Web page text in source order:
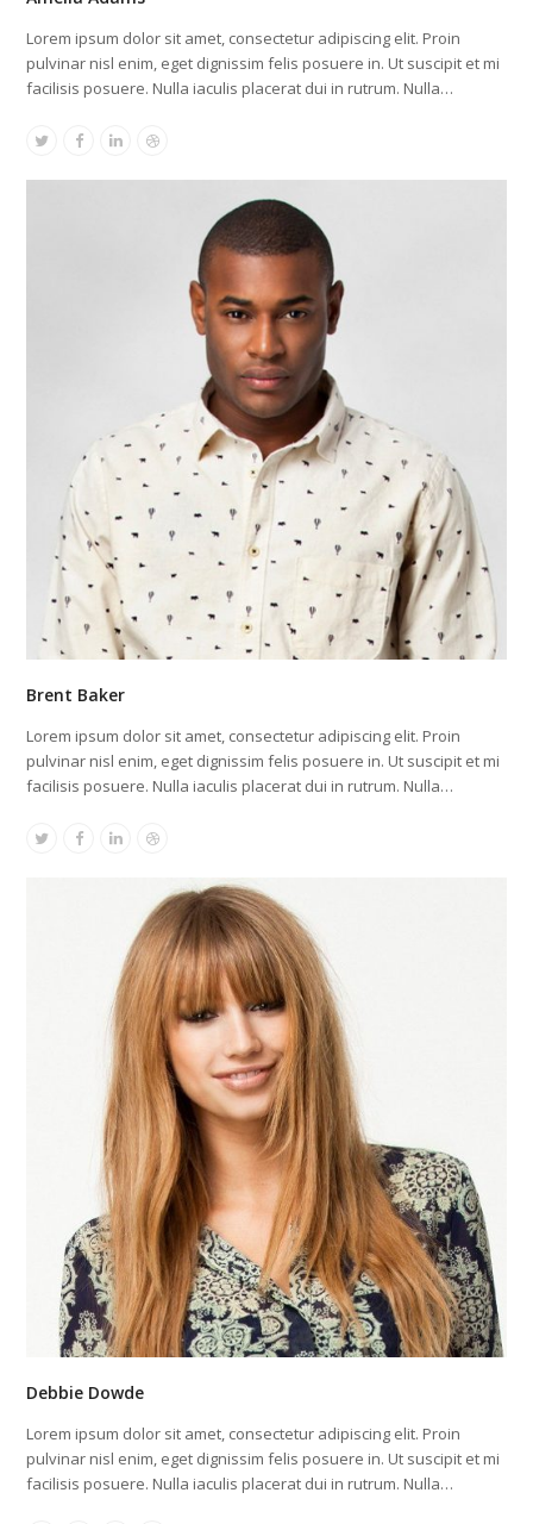
Lorem ipsum dolor sit amet, consectetur adipiscing elit. Proin
pulvinar nisl enim, eget dignissim felis posuere in. Ut suscipit et mi
facilisis posuere. Nulla iaculis placerat dui in rutrum. Nulla…
TwitterFacebook
LinkedinDribbble
Brent Baker
Lorem ipsum dolor sit amet, consectetur adipiscing elit. Proin
pulvinar nisl enim, eget dignissim felis posuere in. Ut suscipit et mi
facilisis posuere. Nulla iaculis placerat dui in rutrum. Nulla…
TwitterFacebook
LinkedinDribbble
Debbie Dowde
Lorem ipsum dolor sit amet, consectetur adipiscing elit. Proin
pulvinar nisl enim, eget dignissim felis posuere in. Ut suscipit et mi
facilisis posuere. Nulla iaculis placerat dui in rutrum. Nulla…